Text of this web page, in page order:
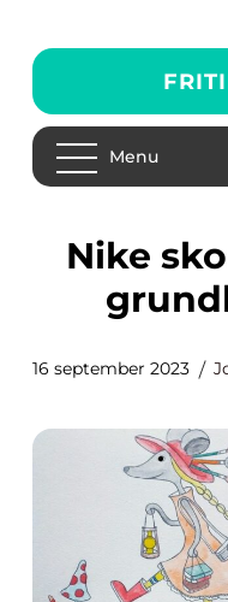
Menu
Nike skor för barn: En
16 september 2023